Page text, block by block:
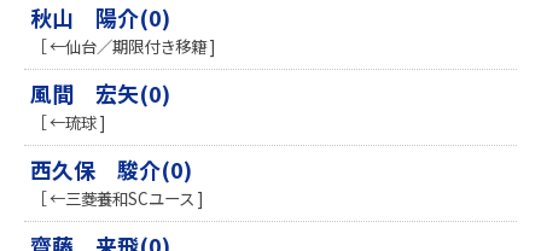
秋山 陽介(0)
［ ←仙台／期限付き移籍 ]
風間 宏矢(0)
［ ←琉球 ]
西久保 駿介(0)
［ ←三菱養和SCユース ]